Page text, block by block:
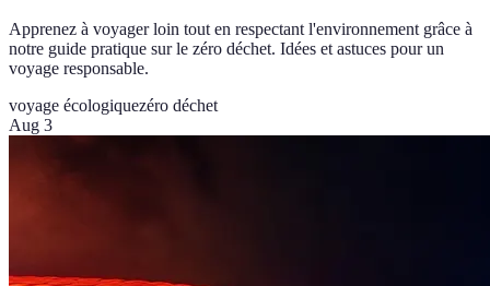
Apprenez à voyager loin tout en respectant l'environnement grâce à
notre guide pratique sur le zéro déchet. Idées et astuces pour un
voyage responsable.
voyage écologiquezéro déchet
Aug 3